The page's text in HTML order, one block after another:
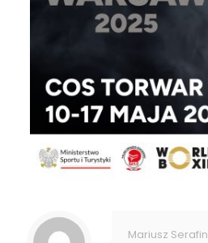
Mariusz Serafin